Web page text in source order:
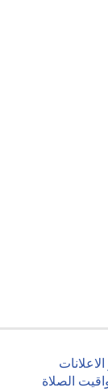
الصلاة